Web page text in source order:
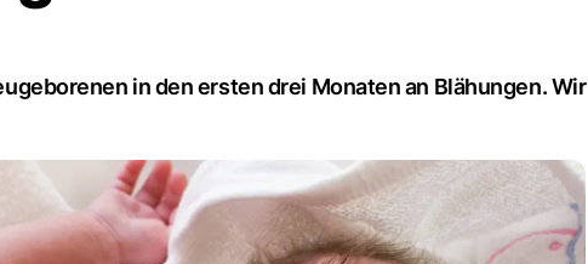
in den ersten drei Monaten an Blähungen. Wir